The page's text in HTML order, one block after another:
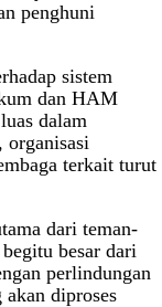
penghuni
sistem
dan HAM
dalam
organisasi
terkait turut
dari teman-
besar dari
perlindungan
diproses